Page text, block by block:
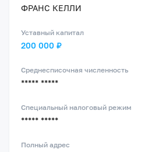
ФРАНС КЕЛЛИ
Уставный капитал
200 000 ₽
Среднесписочная численность
***** *****
Специальный налоговый режим
***** *****
Полный адрес